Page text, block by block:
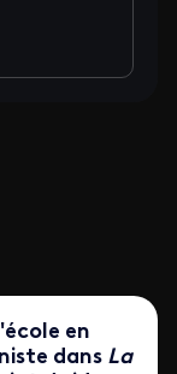
X sur LinkedIn
en
dans La